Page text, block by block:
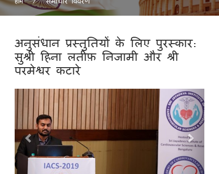
अनुसंधान प्रस्तुतियों के लिए पुरस्कार:
सुश्री हिना लतीफ़ निजामी और श्री
परमेश्वर कटारे
Previous Next